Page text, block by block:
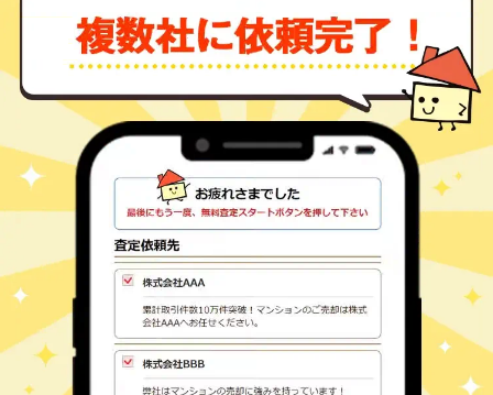
牧野 500 万円
古井
徒歩-分
牧野 1,400 万円
古井
25
1100
山手町 1,200
美濃太田
分
230㎡